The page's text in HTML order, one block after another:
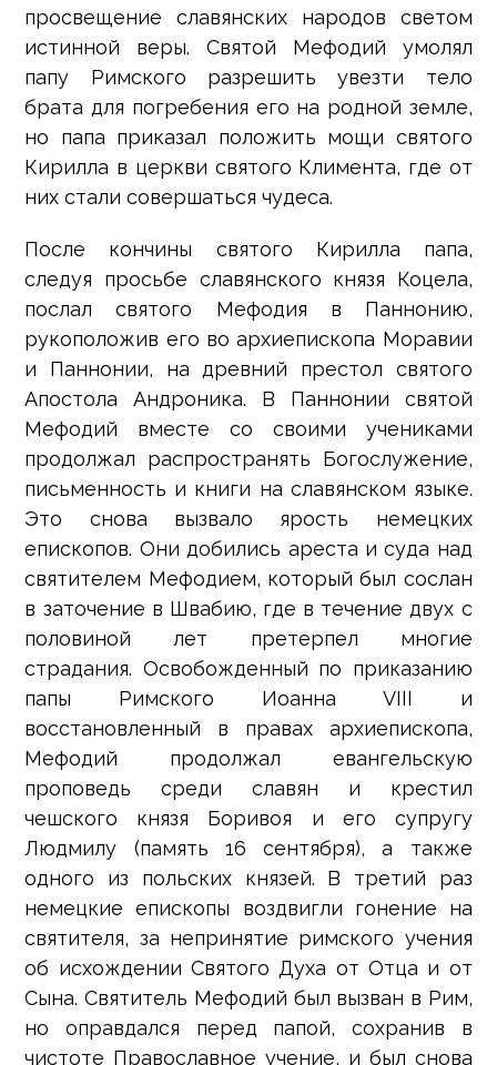
просвещение славянских народов светом
истинной веры. Святой Мефодий умолял
папу Римского разрешить увезти тело
брата для погребения его на родной земле,
но папа приказал положить мощи святого
Кирилла в церкви святого Климента, где от
них стали совершаться чудеса.
После кончины святого Кирилла папа,
следуя просьбе славянского князя Коцела,
послал святого Мефодия в Паннонию,
рукоположив его во архиепископа Моравии
и Паннонии, на древний престол святого
Апостола Андроника. В Паннонии святой
Мефодий вместе со своими учениками
продолжал распространять Богослужение,
письменность и книги на славянском языке.
Это снова вызвало ярость немецких
епископов. Они добились ареста и суда над
святителем Мефодием, который был сослан
в заточение в Швабию, где в течение двух с
половиной лет претерпел многие
страдания. Освобожденный по приказанию
папы Римского Иоанна VIII и
восстановленный в правах архиепископа,
Мефодий продолжал евангельскую
проповедь среди славян и крестил
чешского князя Боривоя и его супругу
Людмилу (память 16 сентября), а также
одного из польских князей. В третий раз
немецкие епископы воздвигли гонение на
святителя, за непринятие римского учения
об исхождении Святого Духа от Отца и от
Сына. Святитель Мефодий был вызван в Рим,
но оправдался перед папой, сохранив в
чистоте Православное учение, и был снова